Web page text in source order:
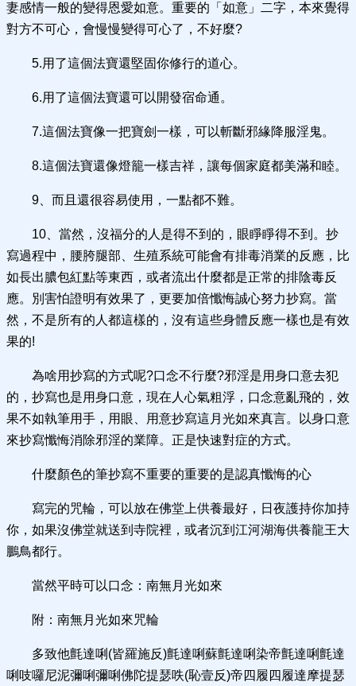
妻感情一般的變得恩愛如意。重要的「如意」二字，本來覺得
對方不可心，會慢慢變得可心了，不好麼?
5.用了這個法寶還堅固你修行的道心。
6.用了這個法寶還可以開發宿命通。
7.這個法寶像一把寶劍一樣，可以斬斷邪緣降服淫鬼。
8.這個法寶還像燈籠一樣吉祥，讓每個家庭都美滿和睦。
9、而且還很容易使用，一點都不難。
10、當然，沒福分的人是得不到的，眼睜睜得不到。抄
寫過程中，腰胯腿部、生殖系統可能會有排毒消業的反應，比
如長出膿包紅點等東西，或者流出什麼都是正常的排陰毒反
應。別害怕證明有效果了，更要加倍懺悔誠心努力抄寫。當
然，不是所有的人都這樣的，沒有這些身體反應一樣也是有效
果的!
為啥用抄寫的方式呢?口念不行麼?邪淫是用身口意去犯
的，抄寫也是用身口意，現在人心氣粗浮，口念意亂飛的，效
果不如執筆用手，用眼、用意抄寫這月光如來真言。以身口意
來抄寫懺悔消除邪淫的業障。正是快速對症的方式。
什麼顏色的筆抄寫不重要的重要的是認真懺悔的心
寫完的咒輪，可以放在佛堂上供養最好，日夜護持你加持
你，如果沒佛堂就送到寺院裡，或者沉到江河湖海供養龍王大
鵬鳥都行。
當然平時可以口念：南無月光如來
附：南無月光如來咒輪
多致他氈達唎(皆羅施反)氈達唎蘇氈達唎染帝氈達唎氈達
唎吱囉尼泥彌唎彌唎佛陀提瑟呹(恥壹反)帝四履四履達摩提瑟